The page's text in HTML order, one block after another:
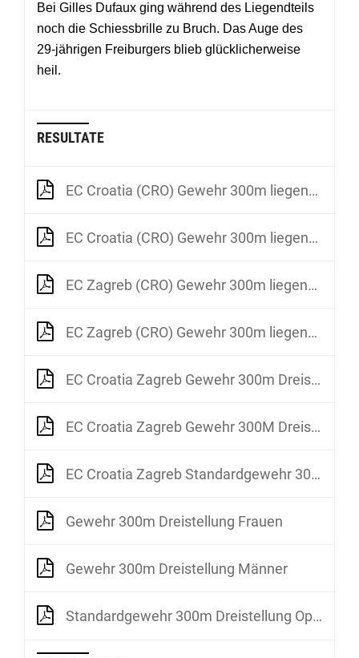
Bei Gilles Dufaux ging während des Liegendteils
noch die Schiessbrille zu Bruch. Das Auge des
29-jährigen Freiburgers blieb glücklicherweise
heil.
RESULTATE
EC Croatia (CRO) Gewehr 300m liegend Männer
EC Croatia (CRO) Gewehr 300m liegend Frauen
EC Zagreb (CRO) Gewehr 300m liegend Männer
EC Zagreb (CRO) Gewehr 300m liegend Frauen
EC Croatia Zagreb Gewehr 300m Dreistellung Männer
EC Croatia Zagreb Gewehr 300M Dreistellung Frauen
EC Croatia Zagreb Standardgewehr 300m Dreistellung Open
Gewehr 300m Dreistellung Frauen
Gewehr 300m Dreistellung Männer
Standardgewehr 300m Dreistellung Open